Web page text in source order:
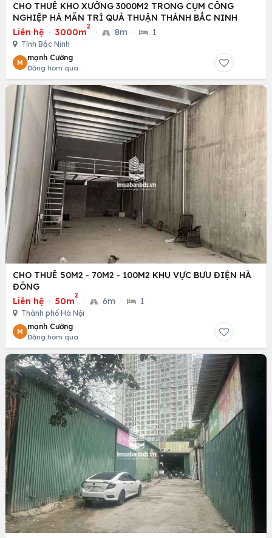
CHO THUÊ KHO XƯỞNG 3000M2 TRONG CỤM CÔNG
NGHIỆP HÀ MÃN TRÍ QUẢ THUẬN THÀNH BẮC NINH
Liên hệ · 3000m
2
· 8m · 1
Tỉnh Bắc Ninh
M
mạnh Cường
Đăng hôm qua
CHO THUÊ 50M2 - 70M2 - 100M2 KHU VỰC BƯU ĐIỆN HÀ
ĐÔNG
Liên hệ · 50m
2
· 6m · 1
Thành phố Hà Nội
M
mạnh Cường
Đăng hôm qua